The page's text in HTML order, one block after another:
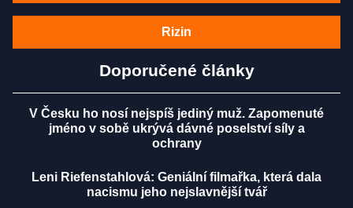
Rizin
Doporučené články
V Česku ho nosí nejspíš jediný muž. Zapomenuté
jméno v sobě ukrývá dávné poselství síly a
ochrany
Leni Riefenstahlová: Geniální filmařka, která dala
nacismu jeho nejslavnější tvář